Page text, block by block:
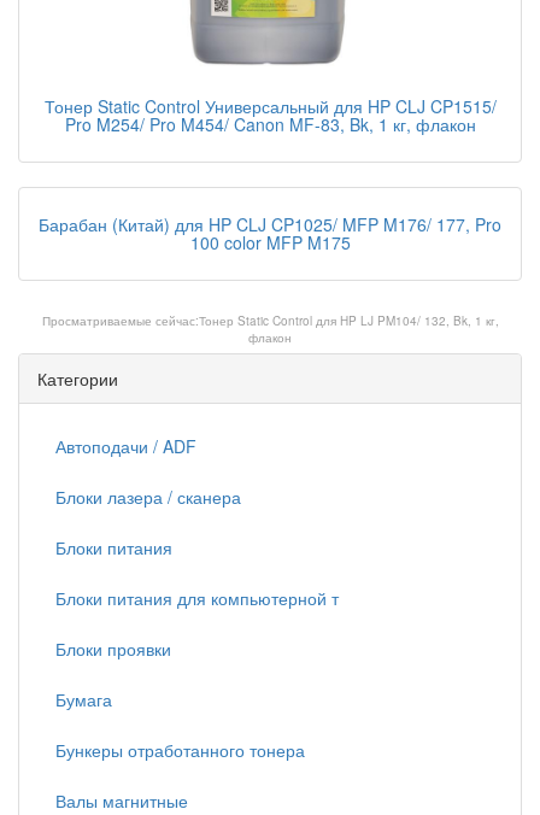
Тонер Static Control Универсальный для HP CLJ CP1515/
Pro M254/ Pro M454/ Canon MF-83, Bk, 1 кг, флакон
Барабан (Китай) для HP CLJ CP1025/ MFP M176/ 177, Pro
100 color MFP M175
Просматриваемые сейчас:Тонер Static Control для HP LJ PM104/ 132, Bk, 1 кг,
флакон
Категории
Автоподачи / ADF
Блоки лазера / сканера
Блоки питания
Блоки питания для компьютерной т
Блоки проявки
Бумага
Бункеры отработанного тонера
Валы магнитные